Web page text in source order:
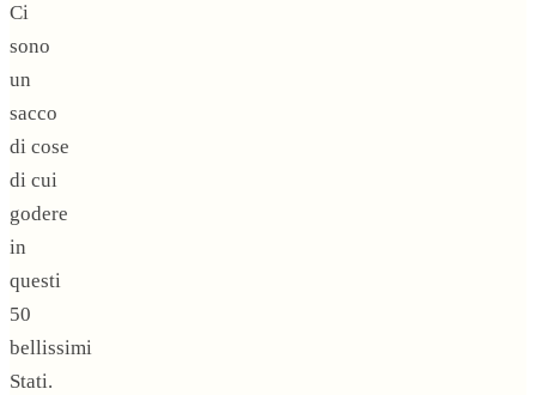
Ci
sono
un
sacco
di cose
di cui
godere
in
questi
50
bellissimi
Stati.